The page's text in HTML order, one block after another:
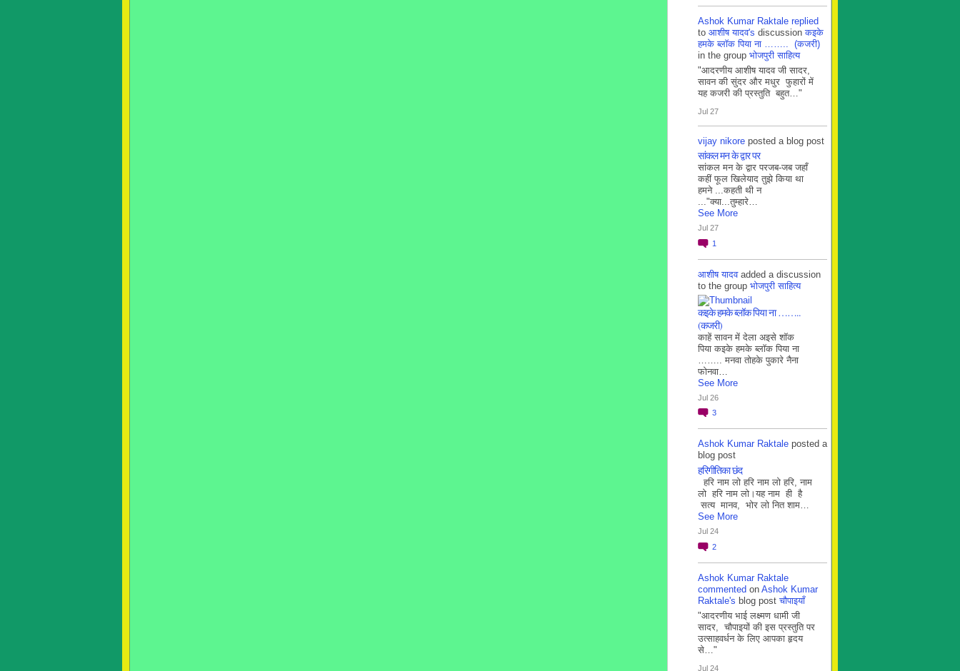
Ashok Kumar Raktale replied
to आशीष यादव's discussionकइके
हमके ब्लाॅक पिया ना …….. (कजरी)
in the group भोजपुरी साहित्य
"आदरणीय आशीष यादव जी सादर,
सावन की सुंदर और मधुर फुहारों में
यह कजरी की प्रस्तुति बहुत…"
Jul 27
vijay nikore posted a blog post
सांकल मन के द्वार पर
सांकल मन के द्वार परजब-जब जहाँ
कहीं फूल खिलेयाद तुझे किया था
हमने ...कहती थी न
..."क्या...तुम्हारे…
See More
Jul 27
1
आशीष यादवadded a discussion
to the group भोजपुरी साहित्य
कइके हमके ब्लाॅक पिया ना ……..
(कजरी)
काहें सावन में देला अइसे शॉक
पिया कइके हमके ब्लाॅक पिया ना
…….. मनवा तोहके पुकारे नैना
फोनवा…
See More
Jul 26
3
Ashok Kumar Raktale posted a
blog post
हरिगीतिका छंद
हरि नाम लो हरि नाम लो हरि, नाम
लो हरि नाम लो।यह नाम ही है
सत्य मानव, भोर लो नित शाम…
See More
Jul 24
2
Ashok Kumar Raktale
commented on Ashok Kumar
Raktale's blog postचौपाइयाँ
"आदरणीय भाई लक्ष्मण धामी जी
सादर, चौपाइयों की इस प्रस्तुति पर
उत्साहवर्धन के लिए आपका हृदय
से…"
Jul 24